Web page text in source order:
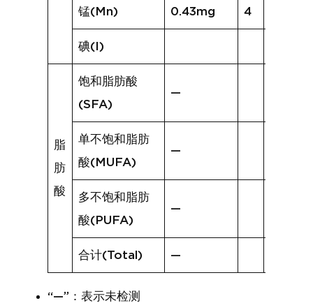
锰(Mn) 0.43mg 4
碘(I)
脂
肪
酸
饱和脂肪酸
(SFA)
—
单不饱和脂肪
酸(MUFA)
—
多不饱和脂肪
酸(PUFA)
—
合计(Total) —
“—”：表示未检测